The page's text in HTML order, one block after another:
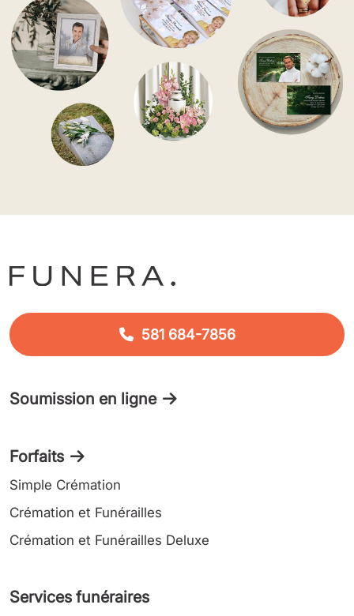
581 684-7856
Forfaits
Simple Crémation
Crémation et Funérailles
Crémation et Funérailles Deluxe
Soumission en ligne
Services funéraires